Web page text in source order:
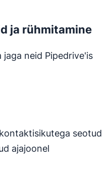
ja rühmitamine
neid Pipedrive'is
seotud
ajajoonel